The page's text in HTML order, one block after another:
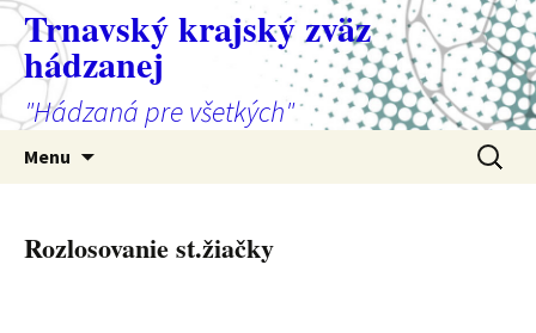
Preskočiť
na
obsah
Trnavský krajský zväz
hádzanej
"Hádzaná pre všetkých"
Menu Hľadať:
Rozlosovanie st.žiačky